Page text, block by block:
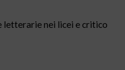
letterarie nei licei e critico